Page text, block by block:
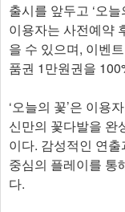
출시를 앞두고 ‘오
이용자는 사전예약
을 수 있으며, 이벤
품권 1만원권을
‘오늘의 꽃’은 이용
신만의 꽃다발을 완
이다. 감성적인 연
중심의 플레이를 통
다.